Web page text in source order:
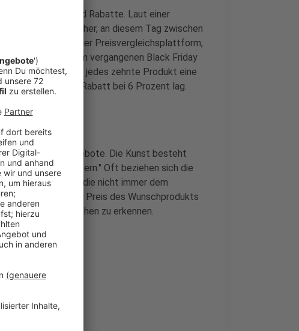
Angebote und Rabatte. Laut einer
Verbraucher, an diesem Tag zwischen
eine Preisstudie der Preisvergleichsplattform,
Produkte am vergangenen Black Friday
erreichte nur jedes zehnte Produkt eine
durchschnittliche Rabatt bei 6 Prozent lag.
Black-Friday-Angebote. Die Kunst besteht
herauszufiltern." Oft beziehen sich die
des Herstellers, die nicht immer dem
es sich, den Preis des Wunschprodukts
echte Schnäppchen zu erkennen.